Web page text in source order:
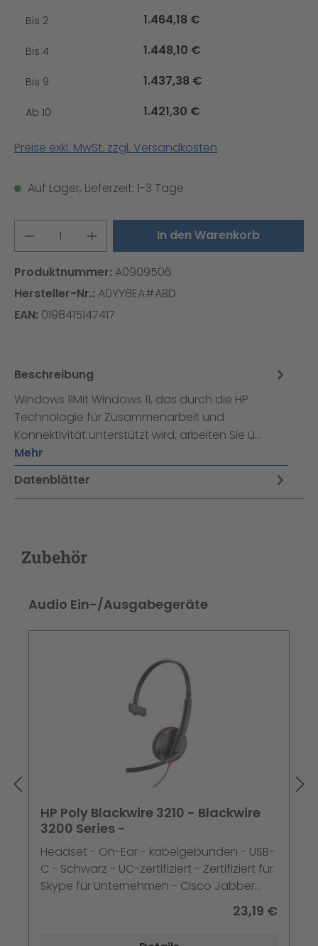
Bis 2 1.464,18 €
Bis 4 1.448,10 €
Bis 9 1.437,38 €
Ab 10 1.421,30 €
Preise exkl. MwSt. zzgl. Versandkosten
Auf Lager, Lieferzeit: 1-3 Tage
Produkt Anzahl: Gib denIn den Warenkorb
Produktnummer: A0909506
Hersteller-Nr.: A0YY8EA#ABD
EAN: 0198415147417
Beschreibung
Windows 11Mit Windows 11, das durch die HP
Technologie für Zusammenarbeit und
Konnektivität unterstützt wird, arbeiten Sie ü…
Mehr
Datenblätter
Zubehör
Produktgalerie überspringen
Audio Ein-/Ausgabegeräte
HP Poly Blackwire 3210 - Blackwire
3200 Series -
Headset - On-Ear - kabelgebunden - USB-
C - Schwarz - UC-zertifiziert - Zertifiziert für
Skype für Unternehmen - Cisco Jabber
23,19 €